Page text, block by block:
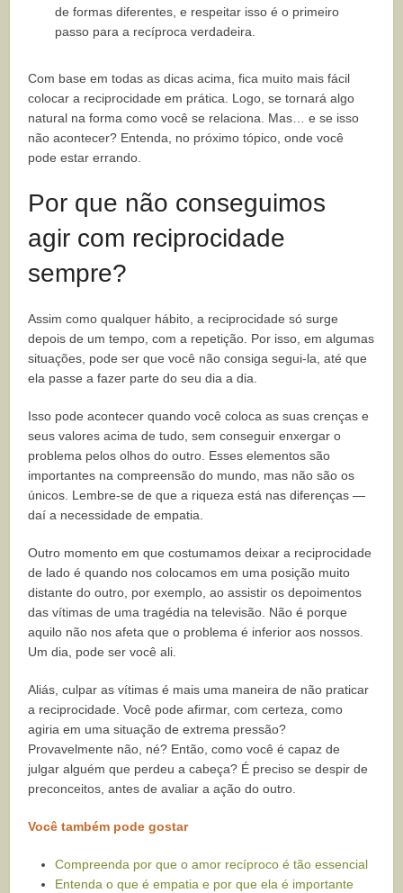
de formas diferentes, e respeitar isso é o primeiro
passo para a recíproca verdadeira.
Com base em todas as dicas acima, fica muito mais fácil
colocar a reciprocidade em prática. Logo, se tornará algo
natural na forma como você se relaciona. Mas… e se isso
não acontecer? Entenda, no próximo tópico, onde você
pode estar errando.
Por que não conseguimos
agir com reciprocidade
sempre?
Assim como qualquer hábito, a reciprocidade só surge
depois de um tempo, com a repetição. Por isso, em algumas
situações, pode ser que você não consiga segui-la, até que
ela passe a fazer parte do seu dia a dia.
Isso pode acontecer quando você coloca as suas crenças e
seus valores acima de tudo, sem conseguir enxergar o
problema pelos olhos do outro. Esses elementos são
importantes na compreensão do mundo, mas não são os
únicos. Lembre-se de que a riqueza está nas diferenças —
daí a necessidade de empatia.
Outro momento em que costumamos deixar a reciprocidade
de lado é quando nos colocamos em uma posição muito
distante do outro, por exemplo, ao assistir os depoimentos
das vítimas de uma tragédia na televisão. Não é porque
aquilo não nos afeta que o problema é inferior aos nossos.
Um dia, pode ser você ali.
Aliás, culpar as vítimas é mais uma maneira de não praticar
a reciprocidade. Você pode afirmar, com certeza, como
agiria em uma situação de extrema pressão?
Provavelmente não, né? Então, como você é capaz de
julgar alguém que perdeu a cabeça? É preciso se despir de
preconceitos, antes de avaliar a ação do outro.
Você também pode gostar
Compreenda por que o amor recíproco é tão essencial
Entenda o que é empatia e por que ela é importante